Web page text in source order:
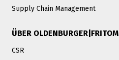
Supply Chain Management
ÜBER OLDENBURGER|FRITOM
CSR